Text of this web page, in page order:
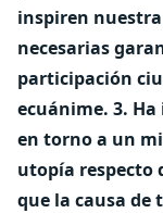
inspiren
necesarias
participación
ecuánime. 3.
en torno a un
utopía respecto
que la causa de